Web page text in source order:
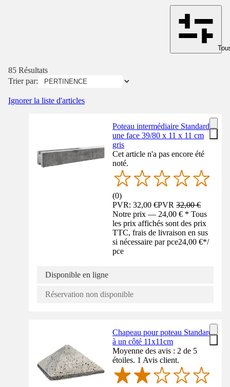
85 Résultats
Trier par:
Ignorer la liste d'articles
Poteau intermédiaire Standard
une face 39/80 x 11 x 11 cm
gris
Cet article n'a pas encore été
noté.
(0)
PVR: 32,00 €PVR32,00 €
Notre prix — 24,00 € * Tous
les prix affichés sont des prix
TTC, frais de livraison en sus
si nécessaire par pce24,00 €*/
pce
Disponible en ligne
Réservation non disponible
Chapeau pour poteau Standard
à un côté 11x11cm
Moyenne des avis : 2 de 5
étoiles. 1 Avis client.